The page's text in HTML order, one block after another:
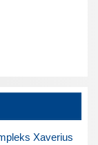
Xaverius